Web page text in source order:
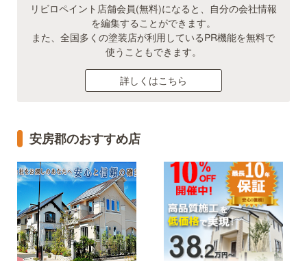
リビロペイント店舗会員(無料)になると、自分の会社情報
を編集することができます。
また、全国多くの塗装店が利用しているPR機能を無料で
使うこともできます。
詳しくはこちら
安房郡のおすすめ店